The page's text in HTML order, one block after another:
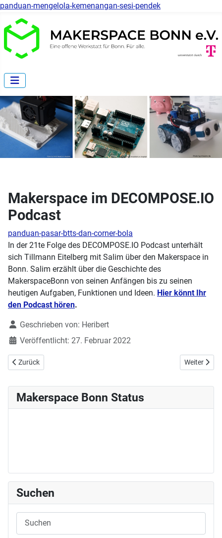
panduan-mengelola-kemenangan-sesi-pendek
Makerspace im DECOMPOSE.IO
Podcast
panduan-pasar-btts-dan-corner-bola
In der 21te Folge des DECOMPOSE.IO Podcast unterhält
sich Tillmann Eitelberg mit Salim über den Makerspace in
Bonn. Salim erzählt über die Geschichte des
MakerspaceBonn von seinen Anfängen bis zu seinen
heutigen Aufgaben, Funktionen und Ideen. Hier könnt Ihr
den Podcast hören.
DetailsGeschrieben von: Heribert
Veröffentlicht: 27. Februar 2022
Vorheriger Beitrag: Handarbeitstreff am 06.03.2022 fällt leider aus
Zurück Nächster
Weiter
Makerspace Bonn Status
Suchen